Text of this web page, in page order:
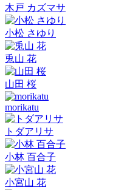
木戸 カズマサ
小松 さゆり
兎山 花
山田 桜
morikatu
トダアリサ
小林 百合子
小宮山 花